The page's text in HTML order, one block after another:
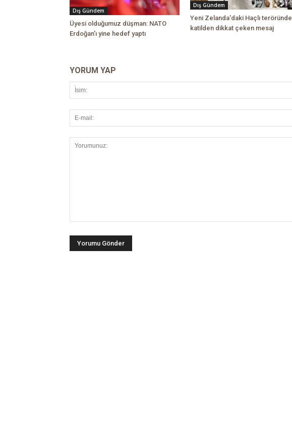
Dış Gündem
Üyesi olduğumuz düşman: NATO
Erdoğan'ı yine hedef yaptı
Dış Gündem
Yeni Zelanda'daki Haçlı teröründe
katilden dikkat çeken mesaj
YORUM YAP